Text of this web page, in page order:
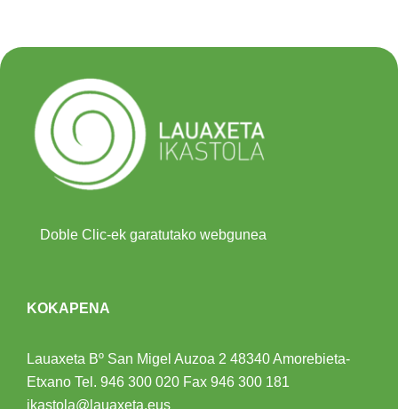
Doble Clic-ek garatutako webgunea
KOKAPENA
Lauaxeta Bº San Migel Auzoa 2 48340 Amorebieta-
Etxano Tel. 946 300 020 Fax 946 300 181
ikastola@lauaxeta.eus